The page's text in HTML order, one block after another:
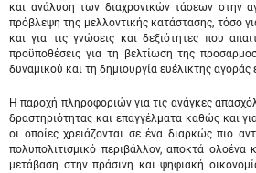
και ανάλυση των διαχρονικών τάσεων στην
πρόβλεψη της μελλοντικής κατάστασης, τόσο
και για τις γνώσεις και δεξιότητες που
προϋποθέσεις για τη βελτίωση της
δυναμικού και τη δημιουργία ευέλικτης αγοράς
Η παροχή πληροφοριών για τις ανάγκες
δραστηριότητας και επαγγέλματα καθώς και
οι οποίες χρειάζονται σε ένα διαρκώς πιο
πολυπολιτισμικό περιβάλλον, αποκτά ολοένα
μετάβαση στην πράσινη και ψηφιακή